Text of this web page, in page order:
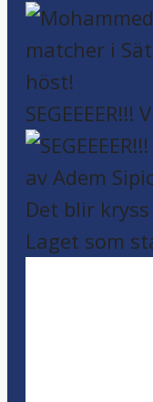
Det blir
Laget som